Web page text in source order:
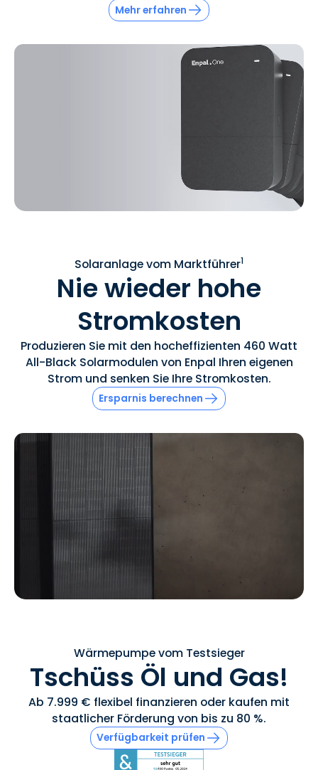
Mehr erfahren
Solaranlage vom Marktführer1
Nie wieder hohe
Stromkosten
Produzieren Sie mit den hocheffizienten 460 Watt
All-Black Solarmodulen von Enpal Ihren eigenen
Strom und senken Sie Ihre Stromkosten.
Ersparnis berechnen
Wärmepumpe vom Testsieger
Tschüss Öl und Gas!
Ab 7.999 € flexibel finanzieren oder kaufen mit
staatlicher Förderung von bis zu 80 %.
Verfügbarkeit prüfen